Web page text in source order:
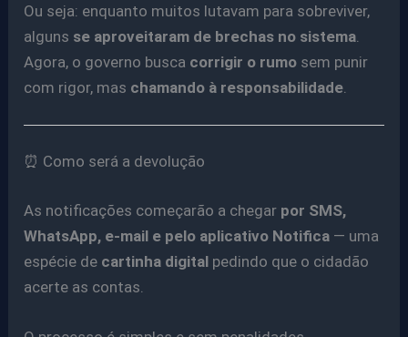
Ou seja: enquanto muitos lutavam para sobreviver,
alguns se aproveitaram de brechas no sistema
Agora, o governo busca corrigir o rumo sem punir
com rigor, mas chamando à responsabilidade
⏰ Como será a devolução
As notificações começarão a chegar por SMS,
WhatsApp, e-mail e pelo aplicativo Notifica — uma
espécie de cartinha digital pedindo que o cidadão
acerte as contas.